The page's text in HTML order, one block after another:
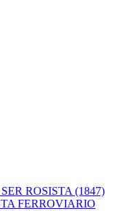
ROSISTA (1847)
FERROVIARIO